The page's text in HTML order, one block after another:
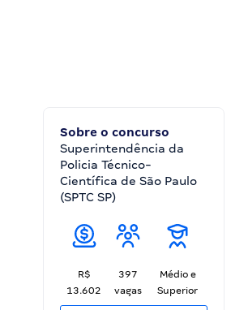
Sobre o concurso
Superintendência da
Policia Técnico-
Científica de São Paulo
(SPTC SP)
R$
13.602
397
vagas
Médio e
Superior